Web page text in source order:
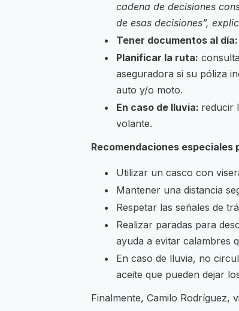
cadena de decisiones
de esas decisiones”,
Tener documentos al día:
Planificar la ruta:
aseguradora si su póliza
auto y/o moto.
En caso de lluvia: reducir
volante.
Recomendaciones especiales
Utilizar un casco con
Mantener una distancia
Respetar las señales de
Realizar paradas para
ayuda a evitar calambres
En caso de lluvia, no
aceite que pueden dejar
Finalmente, Camilo Rodríguez,